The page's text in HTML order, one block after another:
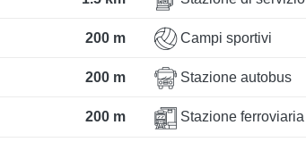
200 m
200 m
200 m
Campi sportivi
Stazione autobus
Stazione ferroviaria